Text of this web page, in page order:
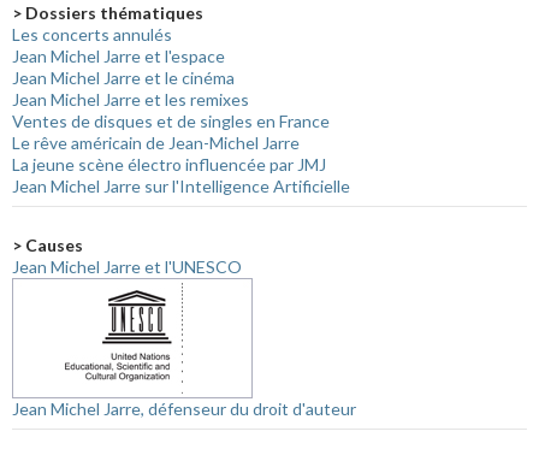
> Dossiers thématiques
Les concerts annulés
Jean Michel Jarre et l'espace
Jean Michel Jarre et le cinéma
Jean Michel Jarre et les remixes
Ventes de disques et de singles en France
Le rêve américain de Jean-Michel Jarre
La jeune scène électro influencée par JMJ
Jean Michel Jarre sur l'Intelligence Artificielle
> Causes
Jean Michel Jarre et l'UNESCO
Jean Michel Jarre, défenseur du droit d'auteur